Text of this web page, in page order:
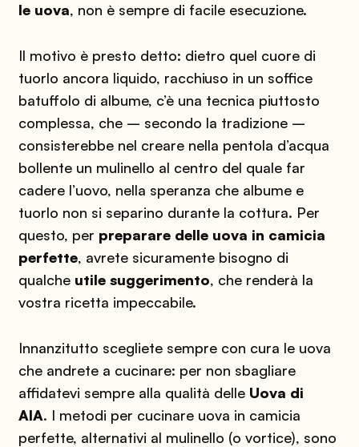
le uova, non è sempre di facile esecuzione.
Il motivo è presto detto: dietro quel cuore di
tuorlo ancora liquido, racchiuso in un soffice
batuffolo di albume, c’è una tecnica piuttosto
complessa, che – secondo la tradizione –
consisterebbe nel creare nella pentola d’acqua
bollente un mulinello al centro del quale far
cadere l’uovo, nella speranza che albume e
tuorlo non si separino durante la cottura. Per
questo, per preparare delle uova in camicia
perfette, avrete sicuramente bisogno di
qualche utile suggerimento, che renderà la
vostra ricetta impeccabile.
Innanzitutto scegliete sempre con cura le uova
che andrete a cucinare: per non sbagliare
affidatevi sempre alla qualità delle Uova di
AIA. I metodi per cucinare uova in camicia
perfette, alternativi al mulinello (o vortice), sono